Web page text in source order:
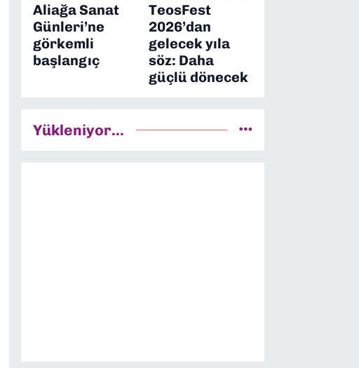
Aliağa Sanat
Günleri’ne
görkemli
başlangıç
TeosFest
2026’dan
gelecek yıla
söz: Daha
güçlü dönecek
Yükleniyor...